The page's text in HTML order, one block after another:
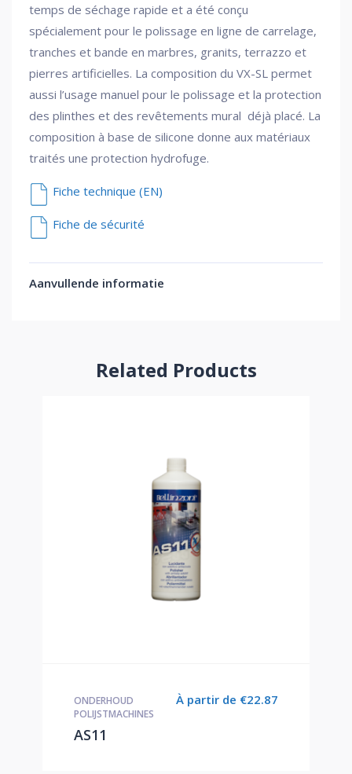
temps de séchage rapide et a été conçu
spécialement pour le polissage en ligne de carrelage,
tranches et bande en marbres, granits, terrazzo et
pierres artificielles. La composition du VX-SL permet
aussi l’usage manuel pour le polissage et la protection
des plinthes et des revêtements mural déjà placé. La
composition à base de silicone donne aux matériaux
traités une protection hydrofuge.
Fiche technique (EN)
Fiche de sécurité
Aanvullende informatie
Related Products
À partir de €22.87
ONDERHOUD
POLIJSTMACHINES
AS11